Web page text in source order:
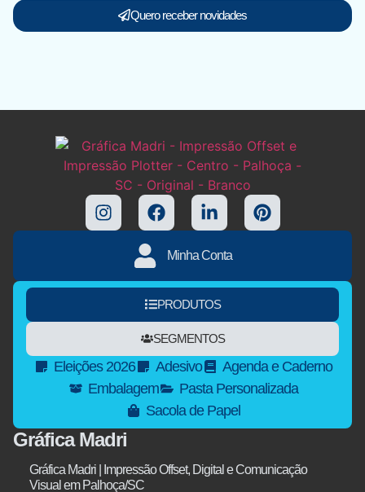
Quero receber novidades
Minha Conta
PRODUTOS
SEGMENTOS
Eleições 2026 Adesivo
Agenda e Caderno
Embalagem
Pasta Personalizada
Sacola de Papel
Gráfica Madri
Gráfica Madri | Impressão Offset, Digital e Comunicação
Visual em Palhoça/SC